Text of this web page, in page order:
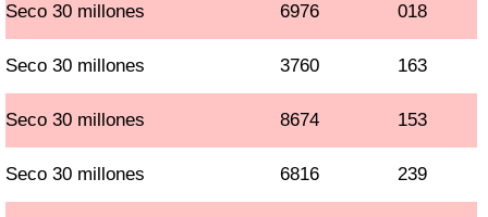
Seco 30 millones 6976 018
Seco 30 millones 3760 163
Seco 30 millones 8674 153
Seco 30 millones 6816 239